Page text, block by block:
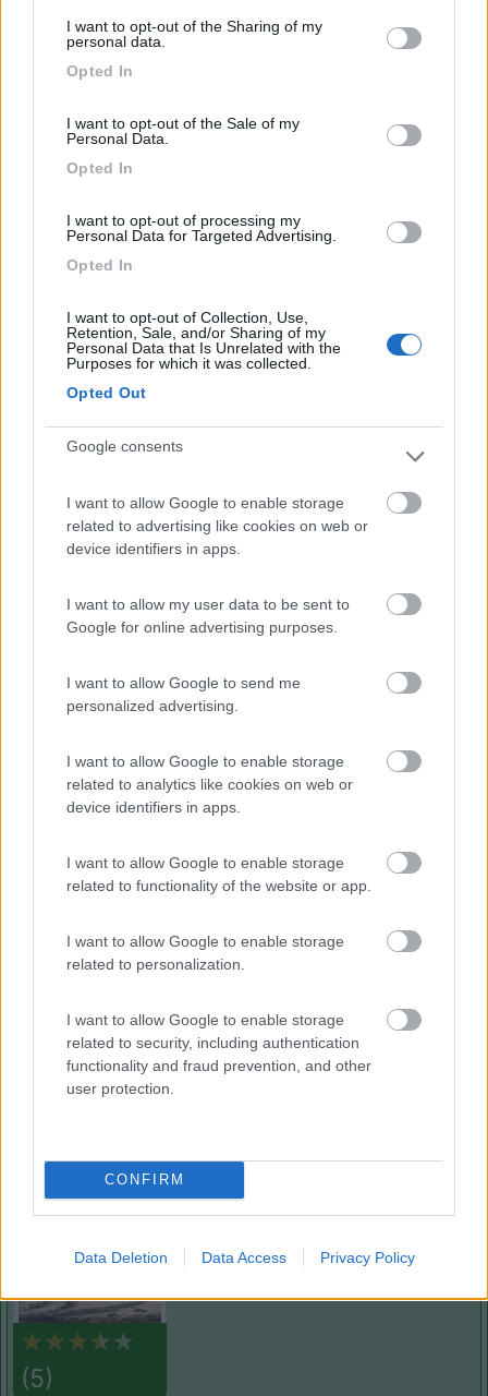
not limited to your visit or usage behaviour. You may click to
grant or deny consent to Google and its third-party tags to
use your data for below specified purposes in below Google
I want to opt-out of the Sharing of my
personal data.
Opted In
I want to opt-out of the Sale of my
Personal Data.
Opted In
I want to opt-out of processing my
Personal Data for Targeted Advertising.
Opted In
I want to opt-out of Collection, Use,
Retention, Sale, and/or Sharing of my
Personal Data that Is Unrelated with the
Purposes for which it was collected.
Opted Out
Google consents
I want to allow Google to enable storage
related to advertising like cookies on web or
device identifiers in apps.
I want to allow my user data to be sent to
Google for online advertising purposes.
I want to allow Google to send me
personalized advertising.
I want to allow Google to enable storage
related to analytics like cookies on web or
device identifiers in apps.
I want to allow Google to enable storage
related to functionality of the website or app.
I want to allow Google to enable storage
related to personalization.
I want to allow Google to enable storage
related to security, including authentication
functionality and fraud prevention, and other
user protection.
CONFIRM
Data Deletion Data Access Privacy Policy
Accoglienza Caratteristiche
Pulizia
Servizi
29/07/2021 14:45
Nuovissima struttura, ombreggiata, segnalata,
tranquilla in un bel paesino, comoda per visitare
Su Nuraxi. Tavoli per mangiare, bagni (noi però li
8h) carico e scarico liberi. Consigliatissima.
Accessibilità Caratteristiche Posizione
Servizi
23/03/2020 10:55
Area camper nel paese più piccolo della Sardegna.
Piccola, ma si sta alla grande!
Caratteristiche Posizione
Merykis 23/08/2019 12:24
Magistralmente concepita. Pulitissima, tutti i
servizi gratuiti. Energia elettrica a (modico)
pagamento.
Prezzo Pulizia Servizi
Aldotorre 20/06/2019 15:03
(5)
Camping Villaggio L'Ultima Spiaggia
Campeggio